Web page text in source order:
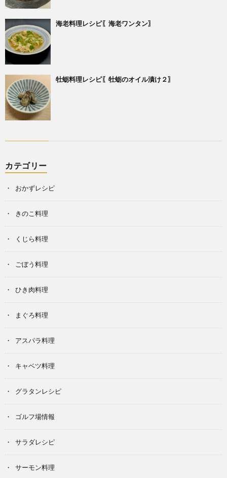
海老料理レシピ〖海老ワンタン〗
牡蛎料理レシピ〖牡蛎のオイル漬け２〗
カテゴリー
おかずレシピ
きのこ料理
くじら料理
ごぼう料理
ひき肉料理
まぐろ料理
アスパラ料理
キャベツ料理
グラタンレシピ
ゴルフ場情報
サラダレシピ
サーモン料理